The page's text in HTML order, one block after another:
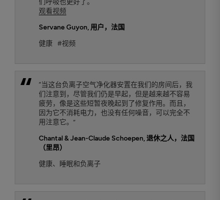
观看视频
Servane Guyon, 用户，法国
健康
#视频
“当这台负离子空气净化器安置在我们的房间后，我
们注意到，尽管我们仍是早起，但是越来越不容易
疲劳，像是这些短暂夜晚起到了修复作用。而且，
因为它不消耗电力，也没有任何噪音，可以完全不
用注意它。”
Chantal & Jean-Claude Schoepen, 退休之人，法国
（里昂）
健康、睡眠和负离子